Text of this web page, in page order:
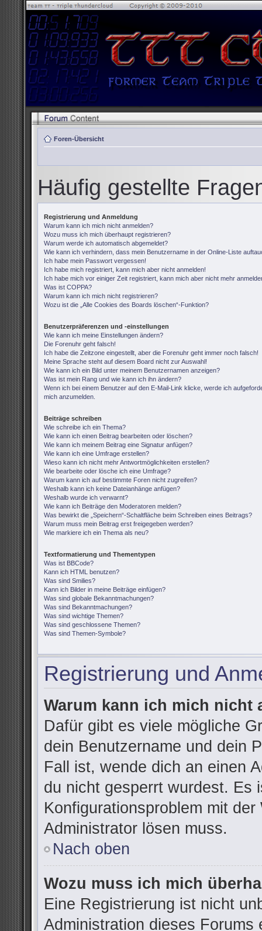
Foren-Übersicht
Häufig gestellte
Registrierung und Anmeldung
Warum kann ich mich nicht anmelden?
Wozu muss ich mich überhaupt registrieren?
Warum werde ich automatisch abgemeldet?
Wie kann ich verhindern, dass mein Benutzername in der Online-Liste
Ich habe mein Passwort vergessen!
Ich habe mich registriert, kann mich aber nicht anmelden!
Ich habe mich vor einiger Zeit registriert, kann mich aber nicht mehr
Was ist COPPA?
Warum kann ich mich nicht registrieren?
Wozu ist die „Alle Cookies des Boards löschen“-Funktion?
Benutzerpräferenzen und -einstellungen
Wie kann ich meine Einstellungen ändern?
Die Forenuhr geht falsch!
Ich habe die Zeitzone eingestellt, aber die Forenuhr geht immer noch falsch!
Meine Sprache steht auf diesem Board nicht zur Auswahl!
Wie kann ich ein Bild unter meinem Benutzernamen anzeigen?
Was ist mein Rang und wie kann ich ihn ändern?
Wenn ich bei einem Benutzer auf den E-Mail-Link klicke, werde ich
mich anzumelden.
Beiträge schreiben
Wie schreibe ich ein Thema?
Wie kann ich einen Beitrag bearbeiten oder löschen?
Wie kann ich meinem Beitrag eine Signatur anfügen?
Wie kann ich eine Umfrage erstellen?
Wieso kann ich nicht mehr Antwortmöglichkeiten erstellen?
Wie bearbeite oder lösche ich eine Umfrage?
Warum kann ich auf bestimmte Foren nicht zugreifen?
Weshalb kann ich keine Dateianhänge anfügen?
Weshalb wurde ich verwarnt?
Wie kann ich Beiträge den Moderatoren melden?
Was bewirkt die „Speichern“-Schaltfläche beim Schreiben eines Beitrags?
Warum muss mein Beitrag erst freigegeben werden?
Wie markiere ich ein Thema als neu?
Textformatierung und Thementypen
Was ist BBCode?
Kann ich HTML benutzen?
Was sind Smilies?
Kann ich Bilder in meine Beiträge einfügen?
Was sind globale Bekanntmachungen?
Was sind Bekanntmachungen?
Was sind wichtige Themen?
Was sind geschlossene Themen?
Was sind Themen-Symbole?
Registrierung und
Warum kann ich mich nicht
Dafür gibt es viele mögliche
dein Benutzername und dein
Fall ist, wende dich an einen
du nicht gesperrt wurdest. Es
Konfigurationsproblem mit
Administrator lösen muss.
Nach oben
Wozu muss ich mich
Eine Registrierung ist nicht
Administration dieses